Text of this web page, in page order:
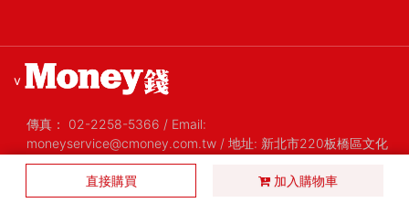
直接購買 加入購物車
v
傳真： 02-2258-5366 / Email:
moneyservice@cmoney.com.tw / 地址: 新北市220板橋區文化
路一段268號20樓之2/統編: 52420159
Copyright@2026 金尉股份有限公司 All Rights Reserved 版權